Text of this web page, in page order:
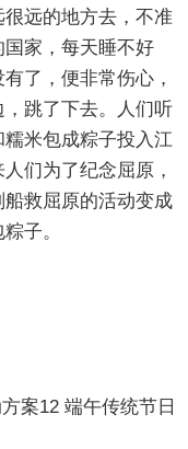
远的地方去，不准
家，每天睡不好
了，便非常伤心，
跳了下去。人们听
米包成粽子投入江
们为了纪念屈原，
救屈原的活动变成
子。
案12 端午传统节日